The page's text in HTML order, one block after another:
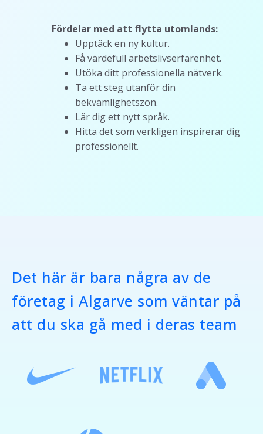
Fördelar med att flytta utomlands:
Upptäck en ny kultur.
Få värdefull arbetslivserfarenhet.
Utöka ditt professionella nätverk.
Ta ett steg utanför din
bekvämlighetszon.
Lär dig ett nytt språk.
Hitta det som verkligen inspirerar dig
professionellt.
Det här är bara några av de
företag i Algarve som väntar på
att du ska gå med i deras team